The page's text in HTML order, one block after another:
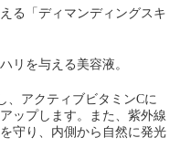
る「ディマンディングスキ
リを与える美容液。
、アクティブビタミンCに
ップします。また、紫外線
守り、内側から自然に発光